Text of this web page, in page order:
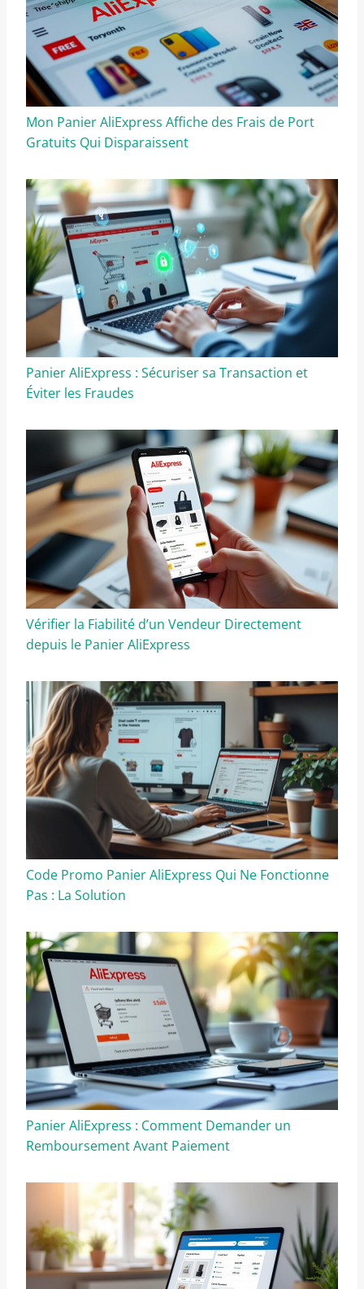
Mon Panier AliExpress Affiche des Frais de Port
Gratuits Qui Disparaissent
Panier AliExpress : Sécuriser sa Transaction et
Éviter les Fraudes
Vérifier la Fiabilité d’un Vendeur Directement
depuis le Panier AliExpress
Code Promo Panier AliExpress Qui Ne Fonctionne
Pas : La Solution
Panier AliExpress : Comment Demander un
Remboursement Avant Paiement